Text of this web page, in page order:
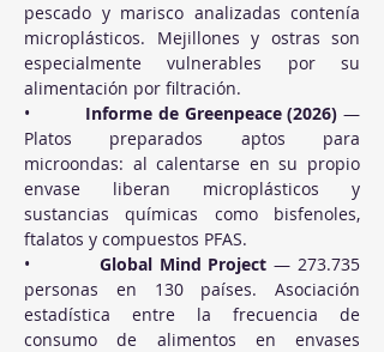
pescado y marisco analizadas contenía
microplásticos. Mejillones y ostras son
especialmente vulnerables por su
alimentación por filtración.
• Informe de Greenpeace (2026) —
Platos preparados aptos para
microondas: al calentarse en su propio
envase liberan microplásticos y
sustancias químicas como bisfenoles,
ftalatos y compuestos PFAS.
• Global Mind Project — 273.735
personas en 130 países. Asociación
estadística entre la frecuencia de
consumo de alimentos en envases